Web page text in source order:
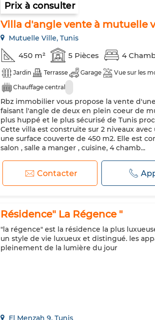
Prix à consulter
Villa d'angle vente à mutuelle
Mutuelle Ville, Tunis
450 m² 5 Pièces 4
Jardin Terrasse Garage Vue sur les
Chauffage central
Rbz immobilier vous propose la vente
faisant l'angle de deux en plein coeur de
plus huppé et le plus sécurisé de Tunis
Cette villa est construite sur 2 niveaux
une surface couverte de 450 m2. Elle est
salon , salle a manger , cuisine, 4 chamb...
Contacter
Résidence" La Régence "
"la régence" est la résidence la plus
un style de vie luxueux et distingué. les
pleinement de la lumière du jour
El Menzah 9, Tunis